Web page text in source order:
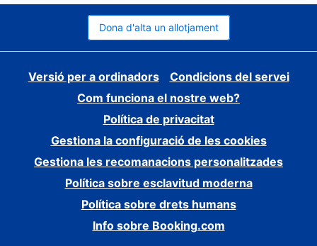
Dona d'alta un allotjament
Versió per a ordinadors
Condicions del servei
Com funciona el nostre web?
Política de privacitat
Gestiona la configuració de les cookies
Gestiona les recomanacions personalitzades
Política sobre esclavitud moderna
Política sobre drets humans
Info sobre Booking.com